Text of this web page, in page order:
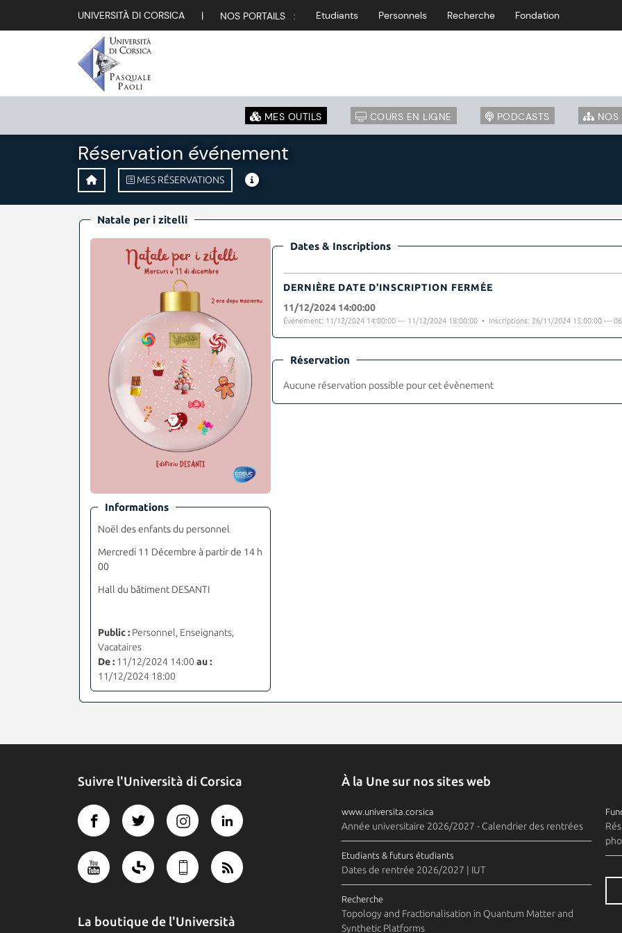
UNIVERSITÀ DI CORSICA | NOS PORTAILS : Etudiants Personnels Recherche Fondation
MES OUTILS COURS EN LIGNE PODCASTS NOS
Réservation événement
MES RÉSERVATIONS
Natale per i zitelli
Informations
Noël des enfants du personnel
Mercredi 11 Décembre à partir de 14 h
00
Hall du bâtiment DESANTI
Public : Personnel, Enseignants,
Vacataires
De : 11/12/2024 14:00 au :
11/12/2024 18:00
Dates & Inscriptions
DERNIÈRE DATE D'INSCRIPTION FERMÉE
11/12/2024 14:00:00
Événement: 11/12/2024 14:00:00 — 11/12/2024 18:00:00 • Inscriptions: 26/11/2024 15:00:00 —
Réservation
Aucune réservation possible pour cet évènement
Suivre l'Università di Corsica
La boutique de l'Università
À la Une sur nos sites web
www.universita.corsica
Année universitaire 2026/2027 - Calendrier des rentrées
Etudiants & futurs étudiants
Dates de rentrée 2026/2027 | IUT
Recherche
Topology and Fractionalisation in Quantum Matter and
Synthetic Platforms